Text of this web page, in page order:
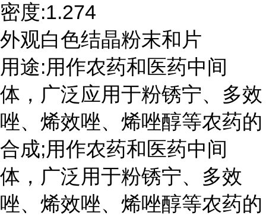
密度:1.274
外观白色结晶粉末和片
用途:用作农药和医药中间
体，广泛应用于粉锈宁、多效
唑、烯效唑、烯唑醇等农药的
合成;用作农药和医药中间
体，广泛用于粉锈宁、多效
唑、烯效唑、烯唑醇等农药的